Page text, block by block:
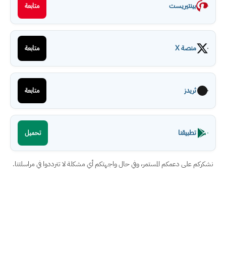
بينتيريست متابعة
منصة X متابعة
ثريدز متابعة
تطبيقنا تحميل
نشكركم على دعمكم المستمر، وفي حال واجهتكم أي مشكلة لا تترددوا في مراسلتنا.